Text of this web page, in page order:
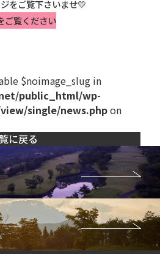
をご覧下さいませ💛
ご覧ください
$noimage_slug in
public_html/wp-
single/news.phpon
に戻る